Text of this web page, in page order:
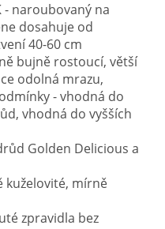
- naroubovaný na
dosahuje od
40-60 cm
bujně rostoucí, větší
odolná mrazu,
- vhodná do
vhodná do vyšších
Golden Delicious a
kuželovité, mírně
zpravidla bez